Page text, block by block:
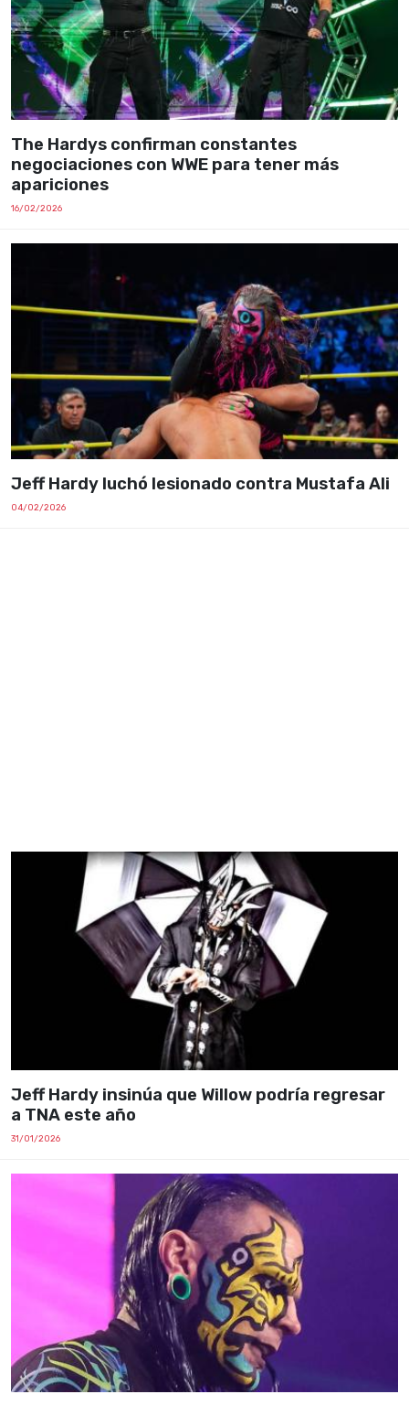
The Hardys confirman constantes
negociaciones con WWE para tener más
apariciones
16/02/2026
Jeff Hardy luchó lesionado contra Mustafa Ali
04/02/2026
Jeff Hardy insinúa que Willow podría regresar
a TNA este año
31/01/2026